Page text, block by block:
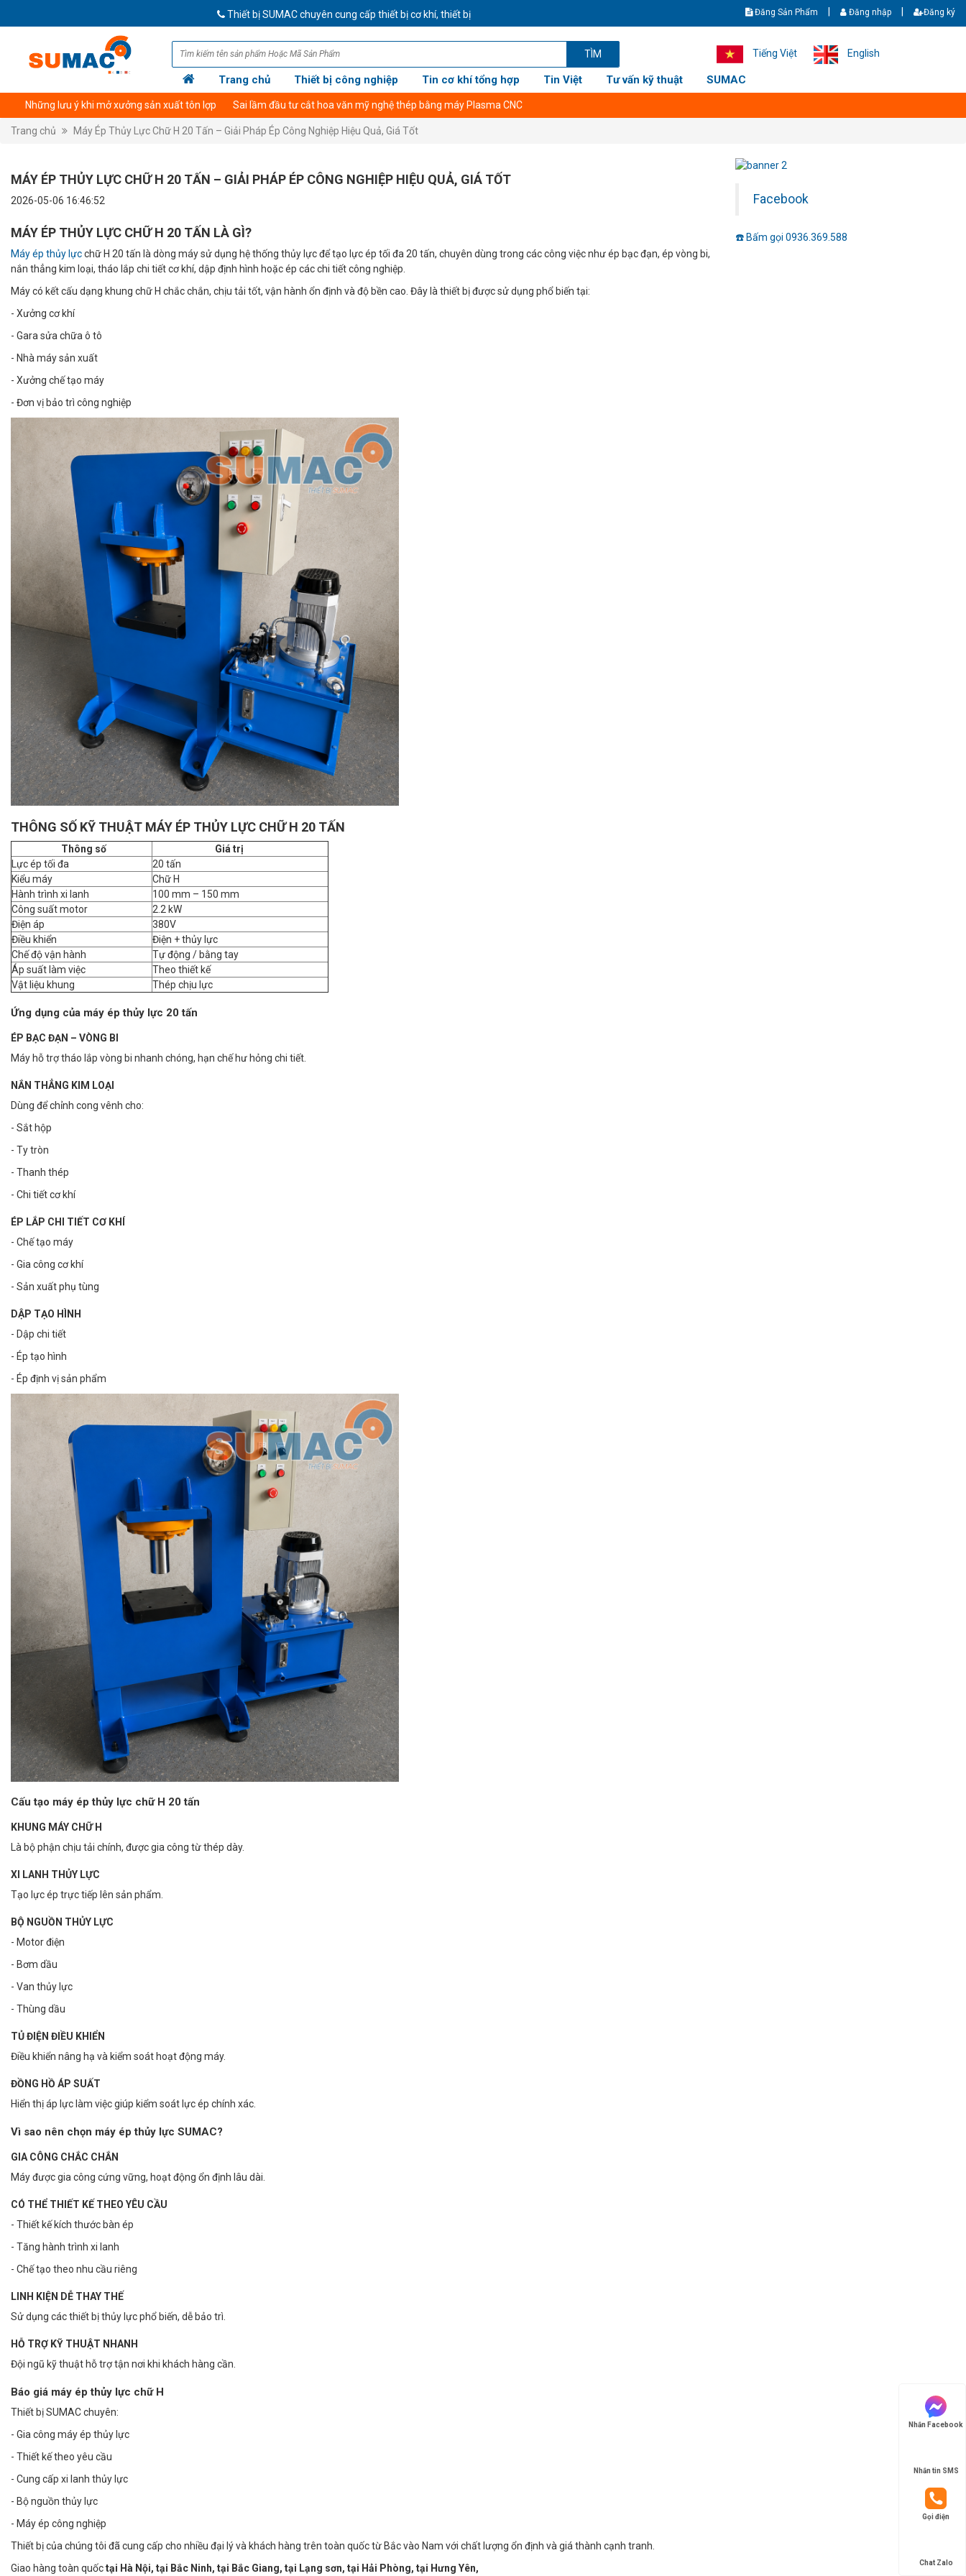
Thiết bị SUMAC chuyên cung cấp thiết bị cơ khí, thiết bị công nghiệp CHÍNH HÃNG GIÁ TỐT NHẤT - Giao hàng nhanh - Ship cod toàn quốc. Hotline/zalo: +8436369588 -
Đăng Sản Phẩm Đăng nhập Đăng ký
TÌM Tiếng Việt English
Trang chủ Thiết bị công nghiệp Tin cơ khí tổng hợp Tin Việt Tư vấn kỹ thuật SUMAC
Giới thiệu công ty Thông tin tài khoản thanh toán
Những lưu ý khi mở xưởng sản xuất tôn lợp Sai lầm đầu tư cắt hoa văn mỹ nghệ thép bằng máy Plasma CNC
Trang chủ Máy Ép Thủy Lực Chữ H 20 Tấn – Giải Pháp Ép Công Nghiệp Hiệu Quả, Giá Tốt
MÁY ÉP THỦY LỰC CHỮ H 20 TẤN – GIẢI PHÁP ÉP CÔNG NGHIỆP HIỆU QUẢ, GIÁ TỐT
2026-05-06 16:46:52
MÁY ÉP THỦY LỰC CHỮ H 20 TẤN LÀ GÌ?
Máy ép thủy lựcchữ H 20 tấn là dòng máy sử dụng hệ thống thủy lực để tạo lực ép tối đa 20 tấn, chuyên dùng trong các công việc như ép bạc đạn, ép vòng bi,
nắn thẳng kim loại, tháo lắp chi tiết cơ khí, dập định hình hoặc ép các chi tiết công nghiệp.
Máy có kết cấu dạng khung chữ H chắc chắn, chịu tải tốt, vận hành ổn định và độ bền cao. Đây là thiết bị được sử dụng phổ biến tại:
- Xưởng cơ khí
- Gara sửa chữa ô tô
- Nhà máy sản xuất
- Xưởng chế tạo máy
- Đơn vị bảo trì công nghiệp
THÔNG SỐ KỸ THUẬT MÁY ÉP THỦY LỰC CHỮ H 20 TẤN
Thông số
Giá trị
Lực ép tối đa
20 tấn
Kiểu máy
Chữ H
Hành trình xi lanh
100 mm – 150 mm
Công suất motor
2.2 kW
Điện áp
380V
Điều khiển
Điện + thủy lực
Chế độ vận hành
Tự động / bằng tay
Áp suất làm việc
Theo thiết kế
Vật liệu khung
Thép chịu lực
Ứng dụng của máy ép thủy lực 20 tấn
ÉP BẠC ĐẠN – VÒNG BI
Máy hỗ trợ tháo lắp vòng bi nhanh chóng, hạn chế hư hỏng chi tiết.
NẮN THẲNG KIM LOẠI
Dùng để chỉnh cong vênh cho:
- Sắt hộp
- Ty tròn
- Thanh thép
- Chi tiết cơ khí
ÉP LẮP CHI TIẾT CƠ KHÍ
- Chế tạo máy
- Gia công cơ khí
- Sản xuất phụ tùng
DẬP TẠO HÌNH
- Dập chi tiết
- Ép tạo hình
- Ép định vị sản phẩm
Cấu tạo máy ép thủy lực chữ H 20 tấn
KHUNG MÁY CHỮ H
Là bộ phận chịu tải chính, được gia công từ thép dày.
XI LANH THỦY LỰC
Tạo lực ép trực tiếp lên sản phẩm.
BỘ NGUỒN THỦY LỰC
- Motor điện
- Bơm dầu
- Van thủy lực
- Thùng dầu
TỦ ĐIỆN ĐIỀU KHIỂN
Điều khiển nâng hạ và kiểm soát hoạt động máy.
ĐỒNG HỒ ÁP SUẤT
Hiển thị áp lực làm việc giúp kiểm soát lực ép chính xác.
Vì sao nên chọn máy ép thủy lực SUMAC?
GIA CÔNG CHẮC CHẮN
Máy được gia công cứng vững, hoạt động ổn định lâu dài.
CÓ THỂ THIẾT KẾ THEO YÊU CẦU
- Thiết kế kích thước bàn ép
- Tăng hành trình xi lanh
- Chế tạo theo nhu cầu riêng
LINH KIỆN DỄ THAY THẾ
Sử dụng các thiết bị thủy lực phổ biến, dễ bảo trì.
HỖ TRỢ KỸ THUẬT NHANH
Đội ngũ kỹ thuật hỗ trợ tận nơi khi khách hàng cần.
Báo giá máy ép thủy lực chữ H
Thiết bị SUMAC chuyên:
- Gia công máy ép thủy lực
- Thiết kế theo yêu cầu
- Cung cấp xi lanh thủy lực
- Bộ nguồn thủy lực
- Máy ép công nghiệp
Thiết bị của chúng tôi đã cung cấp cho nhiều đại lý và khách hàng trên toàn quốc từ Bắc vào Nam với chất lượng ổn định và giá thành cạnh tranh.
Giao hàng toàn quốctại Hà Nội, tại Bắc Ninh, tại Bắc Giang, tại Lạng sơn, tại Hải Phòng, tại Hưng Yên,
Facebook
☎️ Bấm gọi 0936.369.588
Nhắn Facebook
Nhắn tin SMS
Gọi điện
Chat Zalo